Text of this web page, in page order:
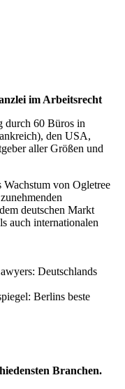
im Arbeitsrecht
durch 60 Büros in
den USA,
aller Größen und
von Ogletree
deutschen Markt
auch internationalen
Deutschlands
Berlins beste
Branchen.